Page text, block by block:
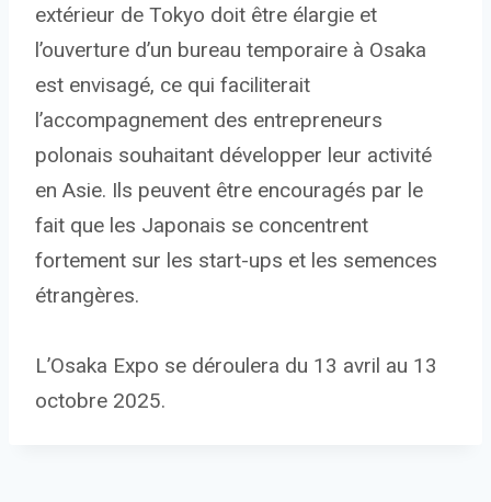
extérieur de Tokyo doit être élargie et
l’ouverture d’un bureau temporaire à Osaka
est envisagé, ce qui faciliterait
l’accompagnement des entrepreneurs
polonais souhaitant développer leur activité
en Asie. Ils peuvent être encouragés par le
fait que les Japonais se concentrent
fortement sur les start-ups et les semences
étrangères.
L’Osaka Expo se déroulera du 13 avril au 13
octobre 2025.